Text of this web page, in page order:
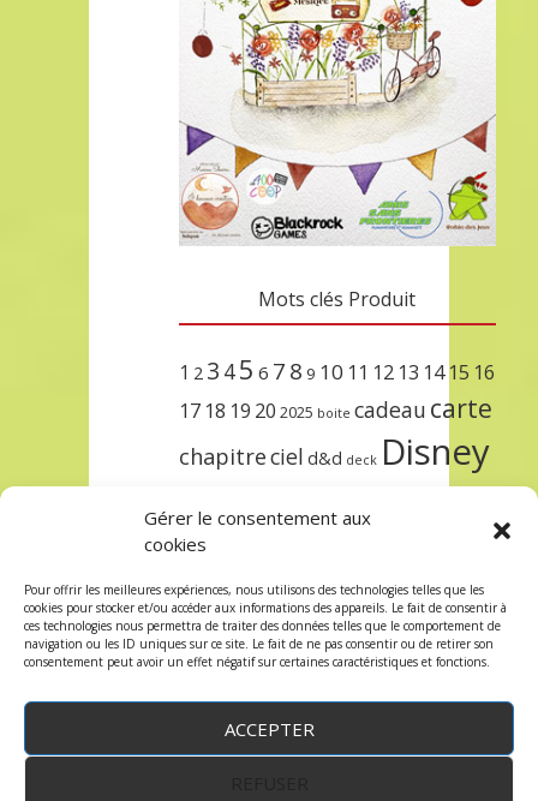
Gérer le consentement aux
cookies
Pour offrir les meilleures expériences, nous utilisons des technologies telles que les
cookies pour stocker et/ou accéder aux informations des appareils. Le fait de consentir à
ces technologies nous permettra de traiter des données telles que le comportement de
navigation ou les ID uniques sur ce site. Le fait de ne pas consentir ou de retirer son
consentement peut avoir un effet négatif sur certaines caractéristiques et fonctions.
ACCEPTER
Mots clés Produit
1 2 3 45 6 7 8 9 10 11 12 13 14 15 16
17 18 19 20 2025 boite cadeau carte
chapitreciel d&d deck Disney
lorcana
protègeprécommandesetsleeve
terre trois unlockursula étincelant